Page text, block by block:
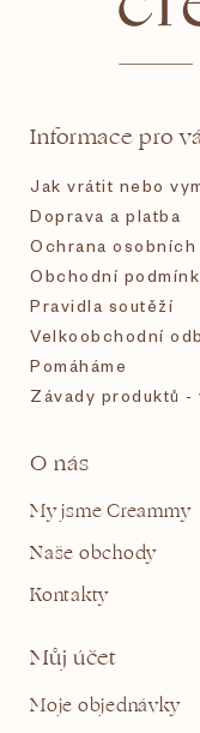
Informace pro
Jak vrátit nebo
Doprava a platba
Ochrana osobních
Obchodní
Pravidla soutěží
Velkoobchodní
Pomáháme
Závady produktů -
O nás
My jsme Creammy
Naše obchody
Kontakty
Můj účet
Moje objednávky